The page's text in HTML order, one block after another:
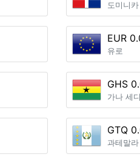
도미니
EUR
유로
GHS
가나 세디
GTQ
과테말